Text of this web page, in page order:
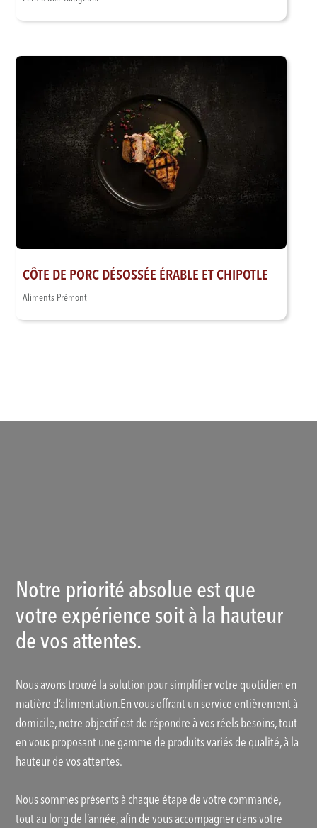
CÔTE DE PORC DÉSOSSÉE ÉRABLE ET CHIPOTLE
Aliments Prémont
Notre priorité absolue est que
votre expérience soit à la hauteur
de vos attentes.
Nous avons trouvé la solution pour simplifier votre quotidien en
matière d’alimentation.En vous offrant un service entièrement à
domicile, notre objectif est de répondre à vos réels besoins, tout
en vous proposant une gamme de produits variés de qualité, à la
hauteur de vos attentes.
Nous sommes présents à chaque étape de votre commande,
tout au long de l’année, afin de vous accompagner dans votre